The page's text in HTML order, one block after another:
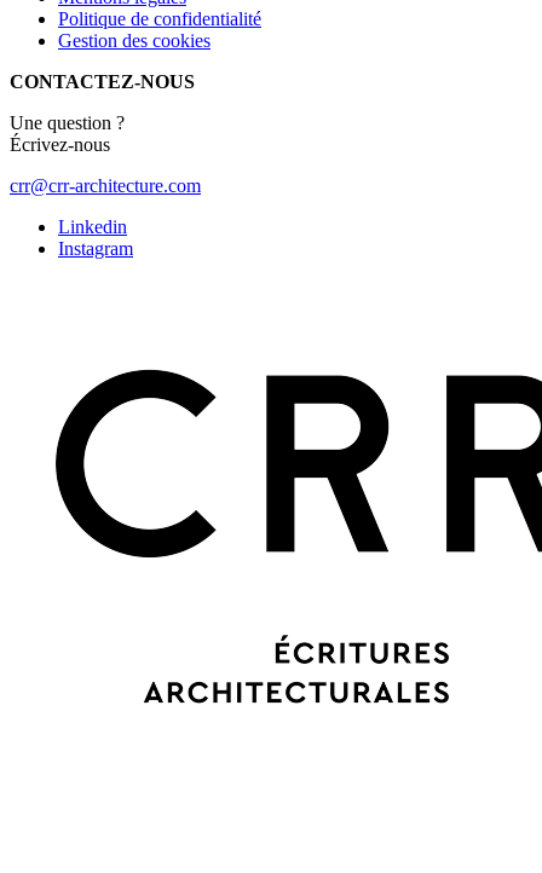
Politique de confidentialité
Gestion des cookies
CONTACTEZ-NOUS
Une question ?
Écrivez-nous
crr@crr-architecture.com
Linkedin
Instagram